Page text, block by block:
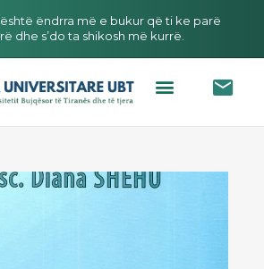
ëndrra më e bukur që ti ke parë
dhe s’do ta shikosh më kurrë.